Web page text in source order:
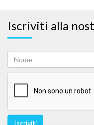
Iscriviti alla
Iscriviti